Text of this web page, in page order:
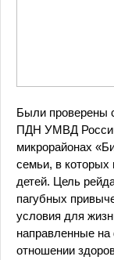
Были проверены
ПДН УМВД
микрорайонах
семьи, в которых
детей. Цель
пагубных
условия для
направленные на
отношении